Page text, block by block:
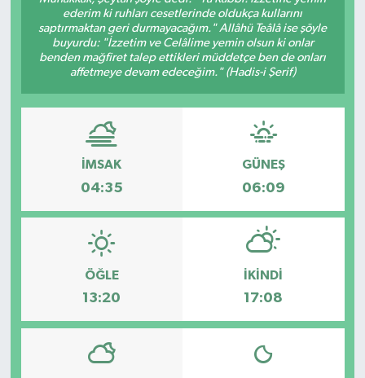
ederim ki ruhları cesetlerinde oldukça kullarını
saptırmaktan geri durmayacağım." Allâhü Teâlâ ise şöyle
buyurdu: "İzzetim ve Celâlime yemin olsun ki onlar
benden mağfiret talep ettikleri müddetçe ben de onları
affetmeye devam edeceğim." (Hadis-i Şerif)
İMSAK
04:35
GÜNEŞ
06:09
ÖĞLE
13:20
İKINDI
17:08
KÜLTÜR&SANAT
ONİKİŞUBAT
SAĞLIK
SİYASET
SOSYAL YAŞAM
ULUSAL HABERLER